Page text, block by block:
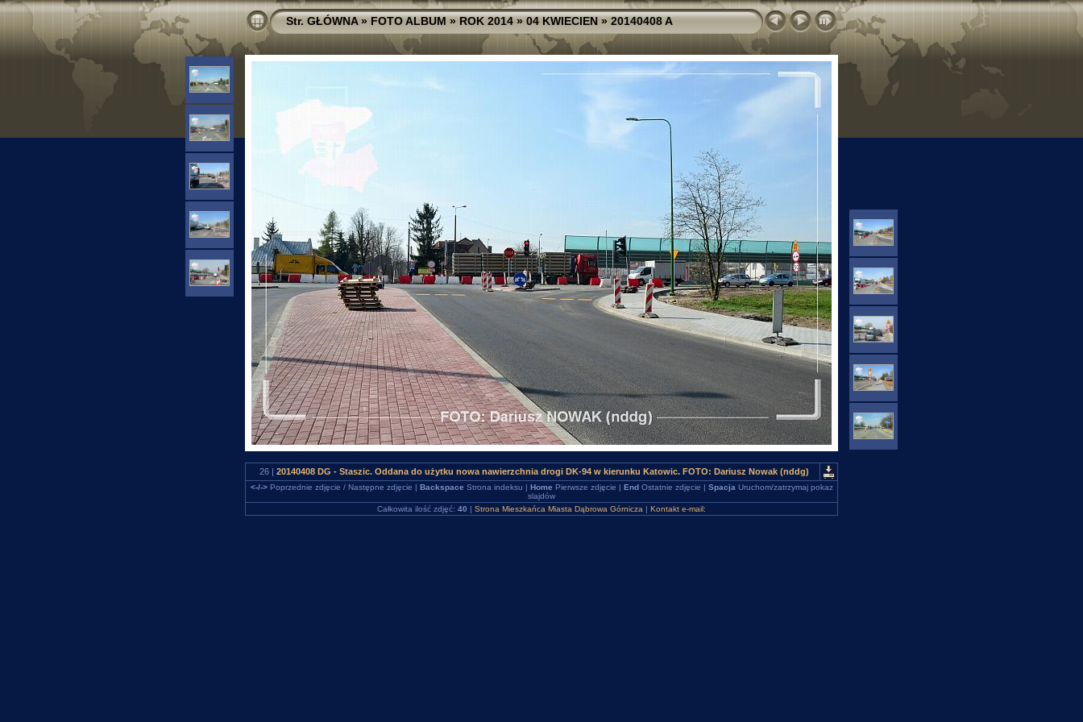
Str. GŁÓWNA»FOTO ALBUM»ROK 2014»04 KWIECIEN»20140408 A
26 | 20140408 DG - Staszic. Oddana do użytku nowa nawierzchnia drogi DK-94 w kierunku Katowic. FOTO: Dariusz Nowak (nddg)
<-/->Poprzednie zdjęcie / Następne zdjęcie | Backspace Strona indeksu | Home Pierwsze zdjęcie | EndOstatnie zdjęcie | Spacja Uruchom/zatrzymaj pokaz
slajdów
Całkowita ilość zdjęć: 40 | Strona Mieszkańca Miasta Dąbrowa Górnicza | Kontakt e-mail: